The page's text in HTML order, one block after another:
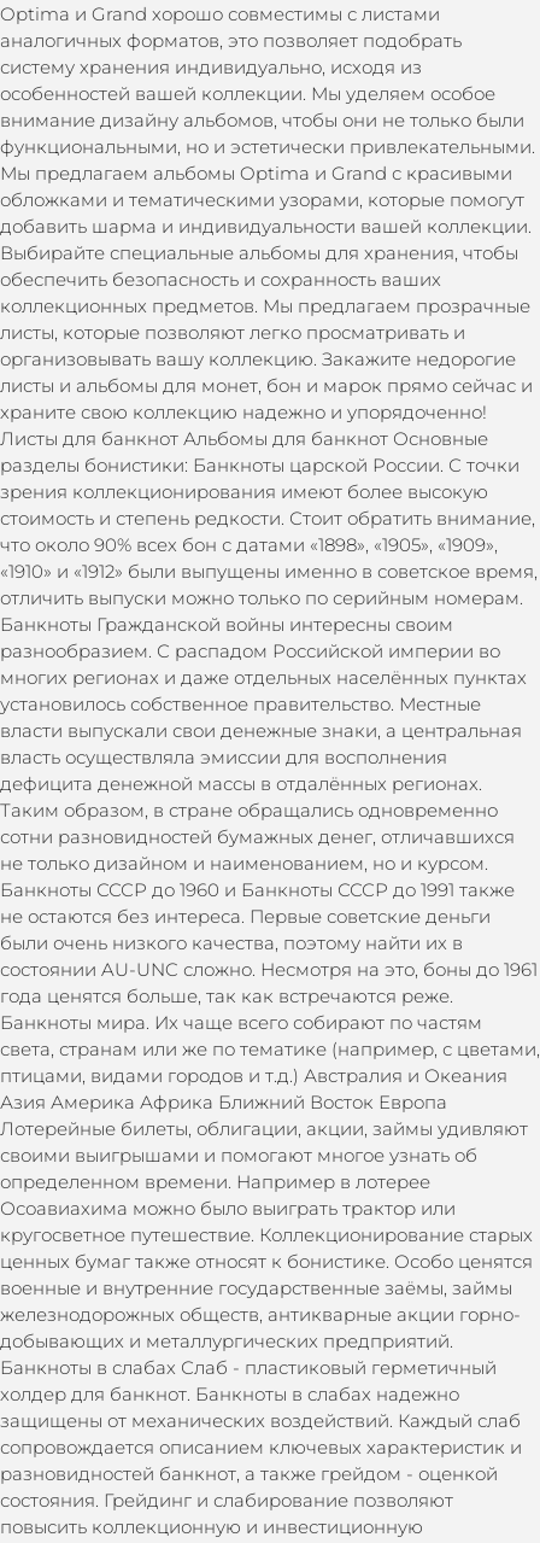
Optima и Grand хорошо совместимы с листами
аналогичных форматов, это позволяет подобрать
систему хранения индивидуально, исходя из
особенностей вашей коллекции. Мы уделяем особое
внимание дизайну альбомов, чтобы они не только были
функциональными, но и эстетически привлекательными.
Мы предлагаем альбомы Optima и Grand с красивыми
обложками и тематическими узорами, которые помогут
добавить шарма и индивидуальности вашей коллекции.
Выбирайте специальные альбомы для хранения, чтобы
обеспечить безопасность и сохранность ваших
коллекционных предметов. Мы предлагаем прозрачные
листы, которые позволяют легко просматривать и
организовывать вашу коллекцию. Закажите недорогие
листы и альбомы для монет, бон и марок прямо сейчас и
храните свою коллекцию надежно и упорядоченно!
Листы для банкнот Альбомы для банкнот Основные
разделы бонистики: Банкноты царской России. С точки
зрения коллекционирования имеют более высокую
стоимость и степень редкости. Стоит обратить внимание,
что около 90% всех бон с датами «1898», «1905», «1909»,
«1910» и «1912» были выпущены именно в советское время,
отличить выпуски можно только по серийным номерам.
Банкноты Гражданской войны интересны своим
разнообразием. С распадом Российской империи во
многих регионах и даже отдельных населённых пунктах
установилось собственное правительство. Местные
власти выпускали свои денежные знаки, а центральная
власть осуществляла эмиссии для восполнения
дефицита денежной массы в отдалённых регионах.
Таким образом, в стране обращались одновременно
сотни разновидностей бумажных денег, отличавшихся
не только дизайном и наименованием, но и курсом.
Банкноты СССР до 1960 и Банкноты СССР до 1991 также
не остаются без интереса. Первые советские деньги
были очень низкого качества, поэтому найти их в
состоянии AU-UNC сложно. Несмотря на это, боны до 1961
года ценятся больше, так как встречаются реже.
Банкноты мира. Их чаще всего собирают по частям
света, странам или же по тематике (например, с цветами,
птицами, видами городов и т.д.) Австралия и Океания
Азия Америка Африка Ближний Восток Европа
Лотерейные билеты, облигации, акции, займы удивляют
своими выигрышами и помогают многое узнать об
определенном времени. Например в лотерее
Осоавиахима можно было выиграть трактор или
кругосветное путешествие. Коллекционирование старых
ценных бумаг также относят к бонистике. Особо ценятся
военные и внутренние государственные заёмы, займы
железнодорожных обществ, антикварные акции горно-
добывающих и металлургических предприятий.
Банкноты в слабах Слаб - пластиковый герметичный
холдер для банкнот. Банкноты в слабах надежно
защищены от механических воздействий. Каждый слаб
сопровождается описанием ключевых характеристик и
разновидностей банкнот, а также грейдом - оценкой
состояния. Грейдинг и слабирование позволяют
повысить коллекционную и инвестиционную